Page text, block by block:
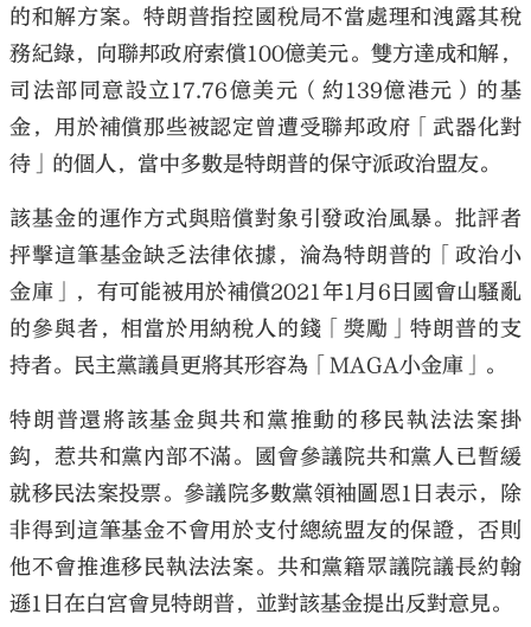
的和解方案。特朗普指控國稅局不當處理和洩露其稅
務紀錄，向聯邦政府索償100億美元。雙方達成和解，
司法部同意設立17.76億美元（約139億港元）的基
金，用於補償那些被認定曾遭受聯邦政府「武器化對
待」的個人，當中多數是特朗普的保守派政治盟友。
該基金的運作方式與賠償對象引發政治風暴。批評者
抨擊這筆基金缺乏法律依據，淪為特朗普的「政治小
金庫」，有可能被用於補償2021年1月6日國會山騷亂
的參與者，相當於用納稅人的錢「獎勵」特朗普的支
持者。民主黨議員更將其形容為「MAGA小金庫」。
特朗普還將該基金與共和黨推動的移民執法法案掛
鈎，惹共和黨內部不滿。國會參議院共和黨人已暫緩
就移民法案投票。參議院多數黨領袖圖恩1日表示，除
非得到這筆基金不會用於支付總統盟友的保證，否則
他不會推進移民執法法案。共和黨籍眾議院議長約翰
遜1日在白宮會見特朗普，並對該基金提出反對意見。